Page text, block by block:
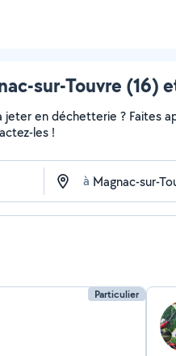
sur-Touvre (16)
en déchetterie ? Faites
les !
à
Particulier